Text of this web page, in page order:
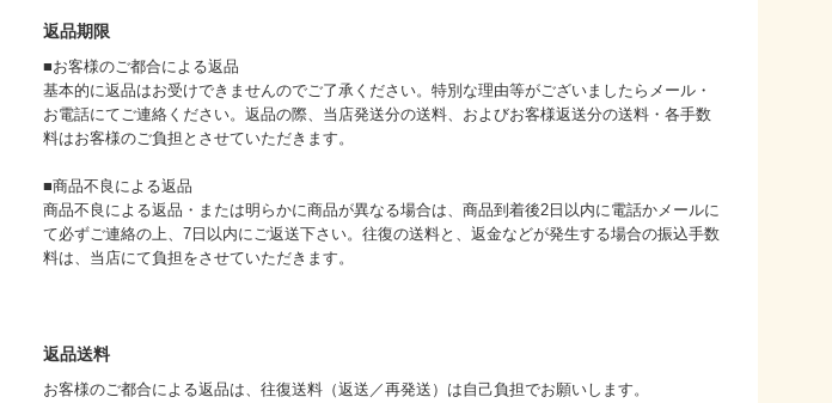
返品期限
■お客様のご都合による返品
基本的に返品はお受けできませんのでご了承ください。特別な理由等がございましたらメール・
お電話にてご連絡ください。返品の際、当店発送分の送料、およびお客様返送分の送料・各手数
料はお客様のご負担とさせていただきます。
■商品不良による返品
商品不良による返品・または明らかに商品が異なる場合は、商品到着後2日以内に電話かメールに
て必ずご連絡の上、7日以内にご返送下さい。往復の送料と、返金などが発生する場合の振込手数
料は、当店にて負担をさせていただきます。
返品送料
お客様のご都合による返品は、往復送料（返送／再発送）は自己負担でお願いします。